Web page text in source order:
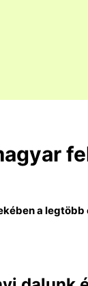
a legtöbb